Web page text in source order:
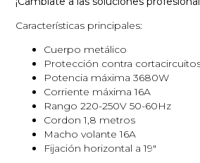
Características principales:
Cuerpo metálico
Protección contra
Potencia máxima 3680W
Corriente máxima 16A
Rango 220-250V 50-60Hz
Cordon 1,8 metros
Macho volante 16A
Fijación horizontal a 19″